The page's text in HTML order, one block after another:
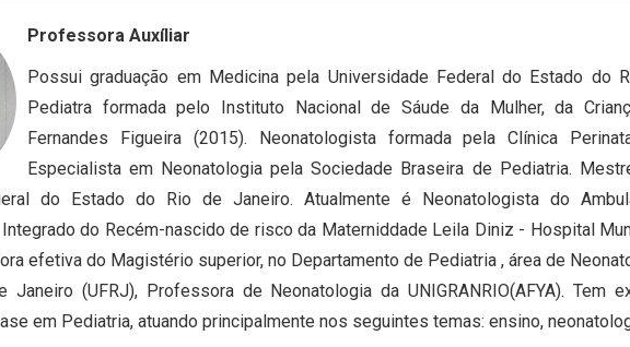
Professora Auxíliar
Possui graduação em Medicina pela Universidade Federal do Estado do
Pediatra formada pelo Instituto Nacional de Sáude da Mulher, da
Fernandes Figueira (2015). Neonatologista formada pela Clínica
Especialista em Neonatologia pela Sociedade Braseira de Pediatria.
do Estado do Rio de Janeiro. Atualmente é Neonatologista do
do Recém-nascido de risco da Materniddade Leila Diniz - Hospital
efetiva do Magistério superior, no Departamento de Pediatria , área de
Janeiro (UFRJ), Professora de Neonatologia da UNIGRANRIO(AFYA). Tem
em Pediatria, atuando principalmente nos seguintes temas: ensino,